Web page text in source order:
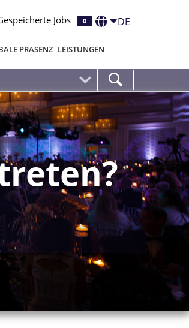
Jobs 0 DE
PRÄSENZ LEISTUNGEN